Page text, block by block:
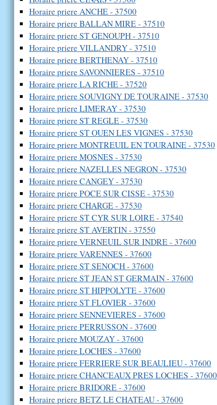
Horaire priere ANCHE - 37500
Horaire priere BALLAN MIRE - 37510
Horaire priere ST GENOUPH - 37510
Horaire priere VILLANDRY - 37510
Horaire priere BERTHENAY - 37510
Horaire priere SAVONNIERES - 37510
Horaire priere LA RICHE - 37520
Horaire priere SOUVIGNY DE TOURAINE - 37530
Horaire priere LIMERAY - 37530
Horaire priere ST REGLE - 37530
Horaire priere ST OUEN LES VIGNES - 37530
Horaire priere MONTREUIL EN TOURAINE - 37530
Horaire priere MOSNES - 37530
Horaire priere NAZELLES NEGRON - 37530
Horaire priere CANGEY - 37530
Horaire priere POCE SUR CISSE - 37530
Horaire priere CHARGE - 37530
Horaire priere ST CYR SUR LOIRE - 37540
Horaire priere ST AVERTIN - 37550
Horaire priere VERNEUIL SUR INDRE - 37600
Horaire priere VARENNES - 37600
Horaire priere ST SENOCH - 37600
Horaire priere ST JEAN ST GERMAIN - 37600
Horaire priere ST HIPPOLYTE - 37600
Horaire priere ST FLOVIER - 37600
Horaire priere SENNEVIERES - 37600
Horaire priere PERRUSSON - 37600
Horaire priere MOUZAY - 37600
Horaire priere LOCHES - 37600
Horaire priere FERRIERE SUR BEAULIEU - 37600
Horaire priere CHANCEAUX PRES LOCHES - 37600
Horaire priere BRIDORE - 37600
Horaire priere BETZ LE CHATEAU - 37600